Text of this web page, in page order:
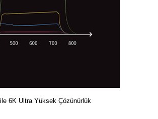
6K Ultra Yüksek Çözünürlük